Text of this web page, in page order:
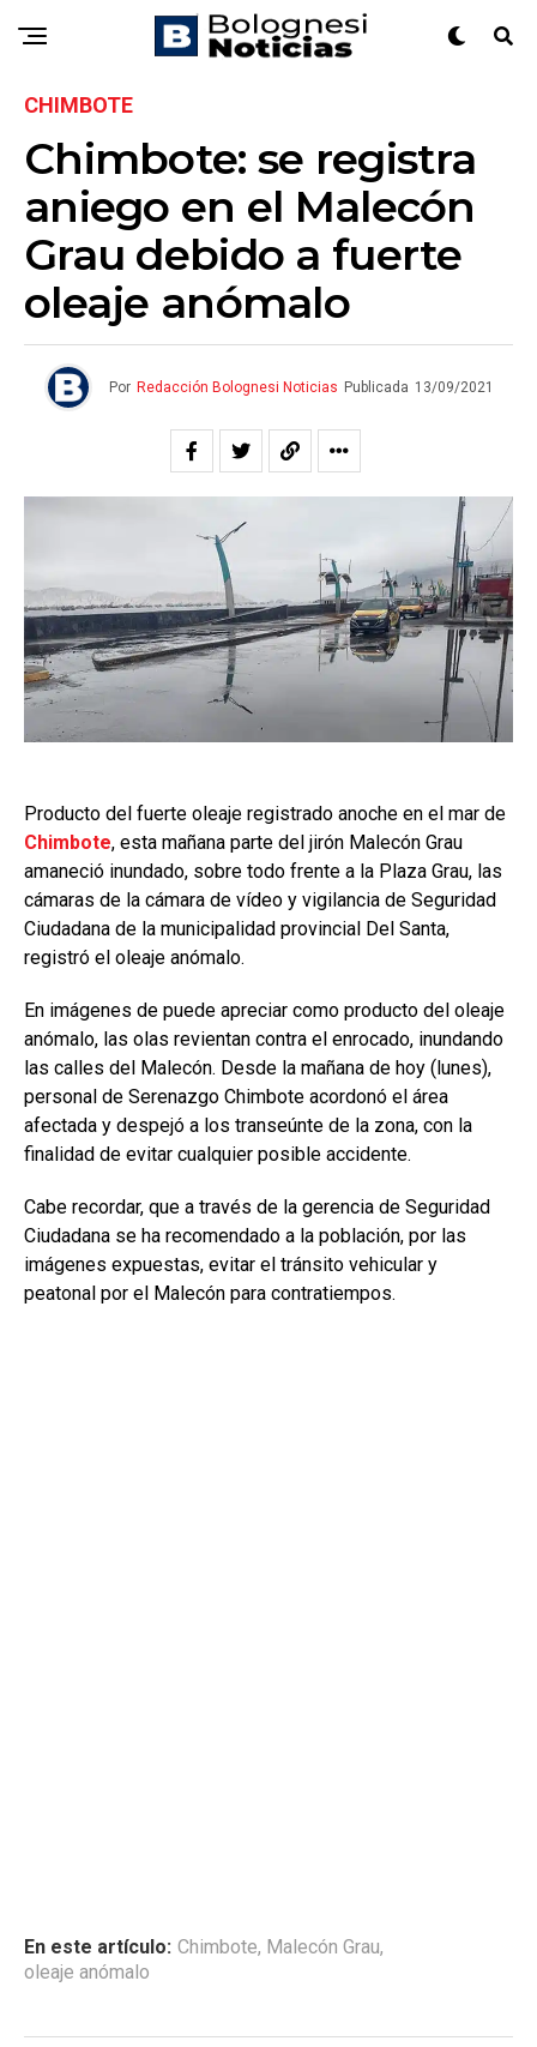
CHIMBOTE
Chimbote: se registra
aniego en el Malecón
Grau debido a fuerte
oleaje anómalo
Por Redacción Bolognesi Noticias Publicada 13/09/2021
Producto del fuerte oleaje registrado anoche en el mar de
Chimbote, esta mañana parte del jirón Malecón Grau
amaneció inundado, sobre todo frente a la Plaza Grau, las
cámaras de la cámara de vídeo y vigilancia de Seguridad
Ciudadana de la municipalidad provincial Del Santa,
registró el oleaje anómalo.
En imágenes de puede apreciar como producto del oleaje
anómalo, las olas revientan contra el enrocado, inundando
las calles del Malecón. Desde la mañana de hoy (lunes),
personal de Serenazgo Chimbote acordonó el área
afectada y despejó a los transeúnte de la zona, con la
finalidad de evitar cualquier posible accidente.
Cabe recordar, que a través de la gerencia de Seguridad
Ciudadana se ha recomendado a la población, por las
imágenes expuestas, evitar el tránsito vehicular y
peatonal por el Malecón para contratiempos.
En este artículo: Chimbote, Malecón Grau,
oleaje anómalo